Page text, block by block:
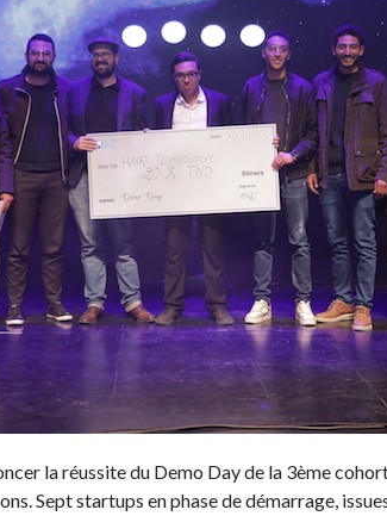
la réussite du Demo Day de la 3ème
Sept startups en phase de démarrage,